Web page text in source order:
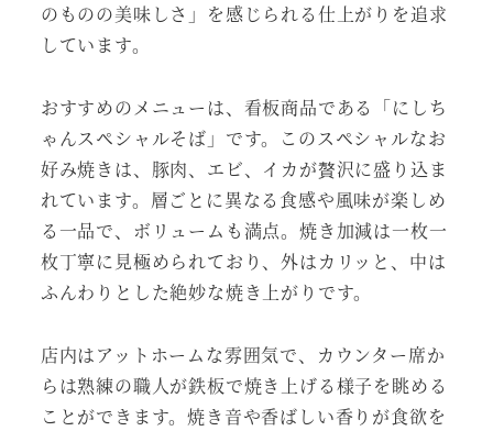
のものの美味しさ」を感じられる仕上がりを追求
しています。
おすすめのメニューは、看板商品である「にしち
ゃんスペシャルそば」です。このスペシャルなお
好み焼きは、豚肉、エビ、イカが贅沢に盛り込ま
れています。層ごとに異なる食感や風味が楽しめ
る一品で、ボリュームも満点。焼き加減は一枚一
枚丁寧に見極められており、外はカリッと、中は
ふんわりとした絶妙な焼き上がりです。
店内はアットホームな雰囲気で、カウンター席か
らは熟練の職人が鉄板で焼き上げる様子を眺める
ことができます。焼き音や香ばしい香りが食欲を